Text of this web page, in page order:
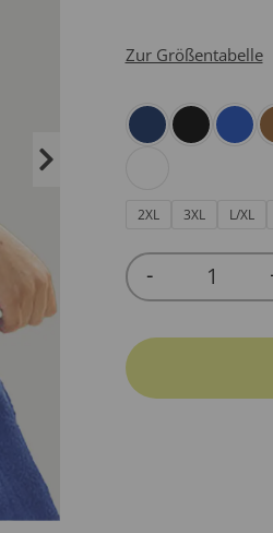
Zur Größentabelle
2XL 3XL L/XL
Quantity
-